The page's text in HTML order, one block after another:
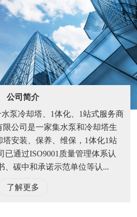
公司简介
泵冷却塔、1体化、1站式服务商
公司是一家集水泵和冷却塔生
安装、保养、维保，1体化1站
过ISO9001质量管理体系认
、碳中和承诺示范单位等认...
了解更多